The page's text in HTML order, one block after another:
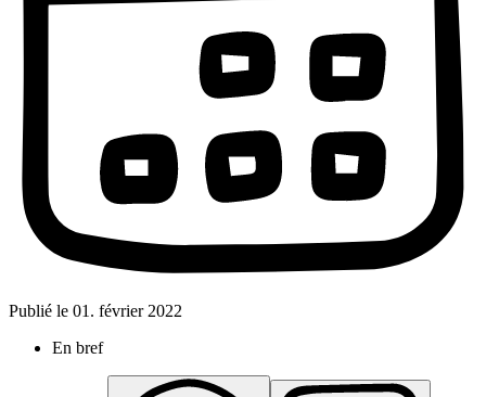
Publié le 01. février 2022
En bref